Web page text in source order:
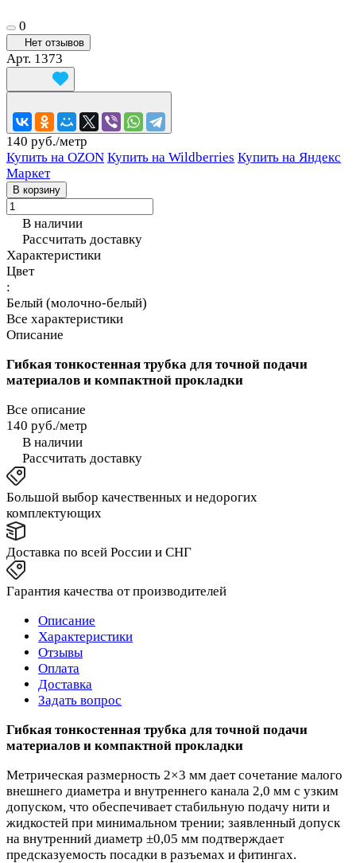
0
Нет отзывов
Арт. 1373
140 руб./метр
Купить на OZON Купить на Wildberries Купить на Яндекс
Маркет
В корзину
В наличии
Рассчитать доставку
Характеристики
Цвет
:
Белый (молочно‑белый)
Все характеристики
Описание
Гибкая тонкостенная трубка для точной подачи
материалов и компактной прокладки
Все описание
140 руб./метр
В наличии
Рассчитать доставку
Большой выбор качественных и недорогих
комплектующих
Доставка по всей России и СНГ
Гарантия качества от производителей
Описание
Характеристики
Отзывы
Оплата
Доставка
Задать вопрос
Гибкая тонкостенная трубка для точной подачи
материалов и компактной прокладки
Метрическая размерность 2×3 мм дает сочетание малого
внешнего диаметра и внутреннего канала 2,0 мм с узким
допуском, что обеспечивает стабильную подачу нити и
жидкостей при минимальном трении; заявленный допуск
на внутренний диаметр ±0,05 мм подтверждает
предсказуемость посадки в разъемах и фитингах.